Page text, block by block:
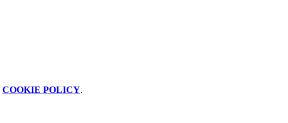
COOKIE POLICY.